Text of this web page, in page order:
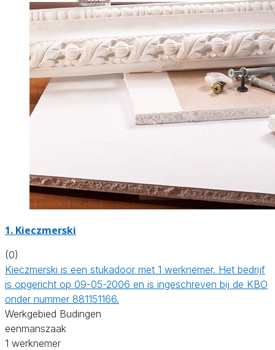
1. Kieczmerski
(0)
Kieczmerski is een stukadoor met 1 werknemer. Het bedrijf
is opgericht op 09-05-2006 en is ingeschreven bij de KBO
onder nummer 881151166.
Werkgebied Budingen
eenmanszaak
1 werknemer